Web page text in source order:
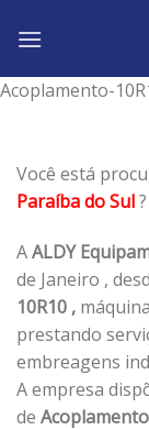
Acoplamento-
Você está
Paraíba do Sul?
AALDY
de Janeiro ,
10R10 ,
prestando
embreagens
A empresa
de